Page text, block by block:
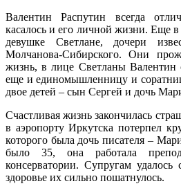
Валентин Распутин всегда
касалось и его личной жизни. Еще
девушке Светлане, дочери
Молчанова-Сибирского. Они
жизнь, в лице Светланы Валентин
еще и единомышленницу и
двое детей – сын Сергей и дочь
Счастливая жизнь закончилась
в аэропорту Иркутска потерпел
которого была дочь писателя –
было 35, она работала
консерватории. Супругам удалось
здоровье их сильно пошатнулось.